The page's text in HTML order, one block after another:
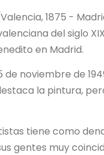
1875 -
del siglo
en Madrid.
de noviembre de
la pintura,
tiene como
gentes muy